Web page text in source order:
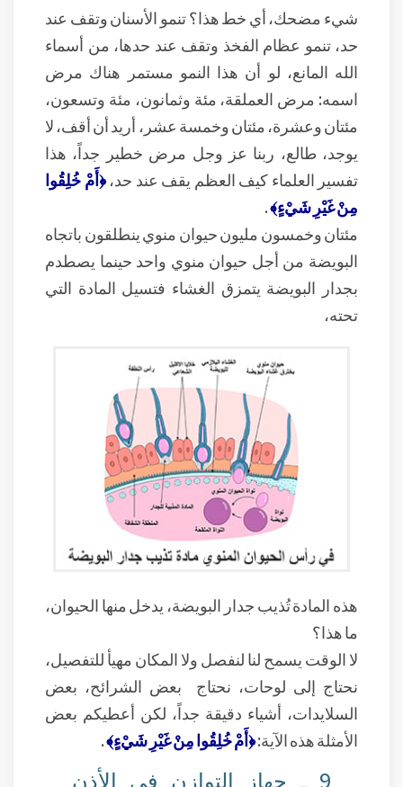
شيء مضحك، أي خط هذا؟ تنمو الأسنان وتقف عند
حد، تنمو عظام الفخذ وتقف عند حدها، من أسماء
الله المانع، لو أن هذا النمو مستمر هناك مرض
اسمه: مرض العملقة، مئة وثمانون، مئة وتسعون،
مئتان وعشرة، مئتان وخمسة عشر، أريد أن أقف، لا
يوجد، طالع، ربنا عز وجل مرض خطير جداً، هذا
تفسير العلماء كيف العظم يقف عند حد،﴿أَمْ خُلِقُوا
مِنْ غَيْرِ شَيْءٍ﴾.
مئتان وخمسون مليون حيوان منوي ينطلقون باتجاه
البويضة من أجل حيوان منوي واحد حينما يصطدم
بجدار البويضة يتمزق الغشاء فتسيل المادة التي
تحته،
هذه المادة تُذيب جدار البويضة، يدخل منها الحيوان،
ما هذا؟
لا الوقت يسمح لنا لنفصل ولا المكان مهيأ للتفصيل،
نحتاج إلى لوحات، نحتاج بعض الشرائح، بعض
السلايدات، أشياء دقيقة جداً، لكن أعطيكم بعض
الأمثلة هذه الآية:﴿أَمْ خُلِقُوا مِنْ غَيْرِ شَيْءٍ﴾.
9 ـ جهاز التوازن في الأذن